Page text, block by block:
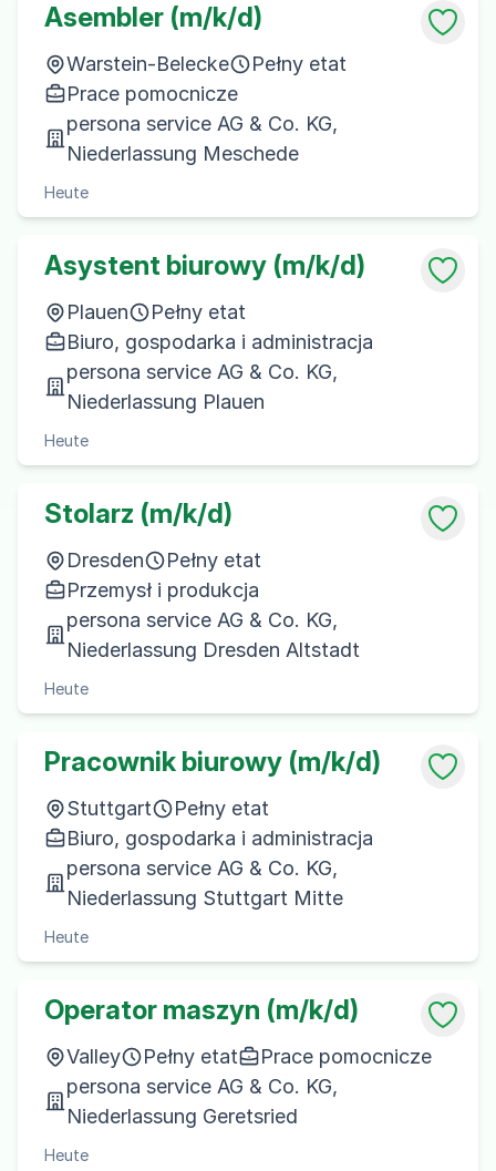
Asembler (m/k/d)
Warstein-Belecke
Pełny etat
Prace pomocnicze
persona service AG & Co. KG,
Niederlassung Meschede
Heute
Asystent biurowy (m/k/d)
Plauen
Pełny etat
Biuro, gospodarka i administracja
persona service AG & Co. KG,
Niederlassung Plauen
Heute
Stolarz (m/k/d)
Dresden
Pełny etat
Przemysł i produkcja
persona service AG & Co. KG,
Niederlassung Dresden Altstadt
Heute
Pracownik biurowy (m/k/d)
Stuttgart
Pełny etat
Biuro, gospodarka i administracja
persona service AG & Co. KG,
Niederlassung Stuttgart Mitte
Heute
Operator maszyn (m/k/d)
Valley Pełny etat
Prace pomocnicze
persona service AG & Co. KG,
Niederlassung Geretsried
Heute